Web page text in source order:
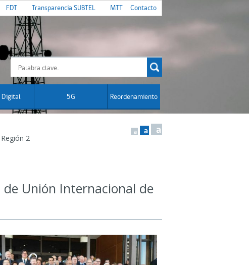
FDT Transparencia SUBTEL MTT Contacto
Digital 5G Reordenamiento
2
a a a
Unión Internacional de